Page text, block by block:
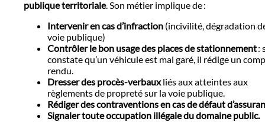
publique territoriale. Son métier implique de :
Intervenir en cas d’infraction (incivilité, dégradation
voie publique)
Contrôler le bon usage des places de stationnement:
constate qu’un véhicule est mal garé, il rédige un
rendu.
Dresser des procès-verbauxliés aux atteintes aux
règlements de propreté sur la voie publique.
Rédiger des contraventions en cas de défaut
Signaler toute occupation illégale du domaine public.